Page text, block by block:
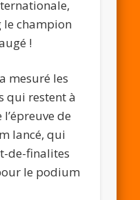
le champion
!
mesuré les
qui restent à
de
lancé, qui
de-finalites
le podium